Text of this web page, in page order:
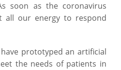
soon as the coronavirus
all our energy to respond
prototyped an artificial
the needs of patients in